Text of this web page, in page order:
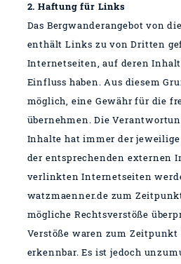
2. Haftung für Links
Das Bergwanderangebot von
enthält Links zu von Dritten
Internetseiten, auf deren
Einfluss haben. Aus diesem
möglich, eine Gewähr für die
übernehmen.Die
Inhalte hat immer der
der entsprechenden externen
verlinkten Internetseiten
watzmaenner.de zum
mögliche Rechtsverstöße
Verstöße waren zum
erkennbar. Es ist jedoch